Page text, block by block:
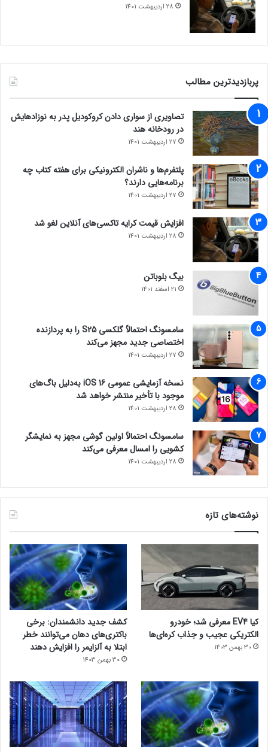
28 اردیبهشت 1401
پربازدیدترین مطالب
تصاویری از سواری دادن کروکودیل پدر به نوزادهایش
در رودخانه هند
27 اردیبهشت 1401
پلتفرم‌ها و ناشران الکترونیکی برای هفته کتاب چه
برنامه‌هایی دارند؟
27 اردیبهشت 1401
افزایش قیمت کرایه تاکسی‌های آنلاین لغو شد
28 اردیبهشت 1401
بیگ بلوباتن
21 اسفند 1401
سامسونگ احتمالاً گلکسی S25 را به پردازنده
اختصاصی جدید مجهز می‌کند
27 اردیبهشت 1401
نسخه آزمایشی عمومی iOS 16 به‌دلیل باگ‌های
موجود با تأخیر منتشر خواهد شد
28 اردیبهشت 1401
سامسونگ احتمالاً اولین گوشی مجهز به نمایشگر
کشویی را امسال معرفی می‌کند
28 اردیبهشت 1401
نوشته‌های تازه
کیا EV4 معرفی شد؛ خودرو
الکتریکی عجیب و جذاب کره‌ای‌ها
30 بهمن 1403
کشف جدید دانشمندان: برخی
باکتری‌های دهان می‌توانند خطر
ابتلا به آلزایمر را افزایش دهند
30 بهمن 1403